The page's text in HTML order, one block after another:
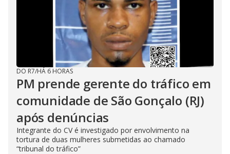
DO R7/HÁ 6 HORAS
PM prende gerente do tráfico em
comunidade de São Gonçalo (RJ)
após denúncias
Integrante do CV é investigado por envolvimento na
tortura de duas mulheres submetidas ao chamado
“tribunal do tráfico”